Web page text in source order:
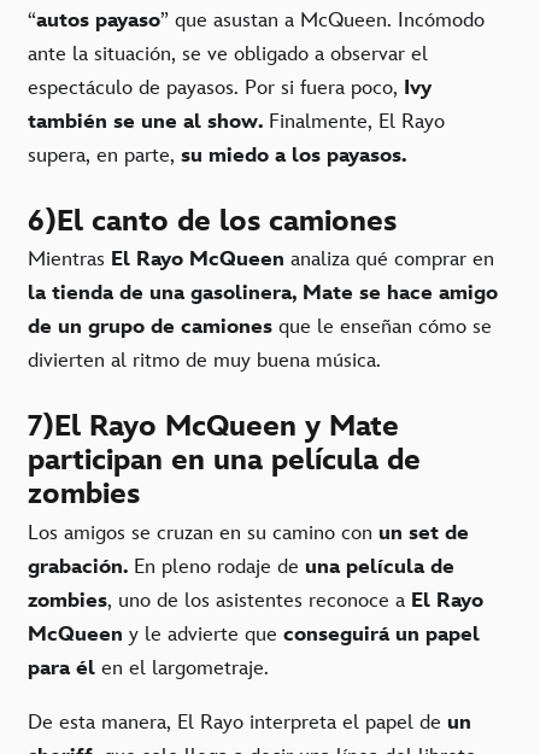
“autos payaso” que asustan a McQueen. Incómodo
ante la situación, se ve obligado a observar el
espectáculo de payasos. Por si fuera poco, Ivy
también se une al show. Finalmente, El Rayo
supera, en parte, su miedo a los payasos.
6)El canto de los camiones
Mientras El Rayo McQueen analiza qué comprar en
la tienda de una gasolinera, Mate se hace amigo
de un grupo de camiones que le enseñan cómo se
divierten al ritmo de muy buena música.
7)El Rayo McQueen y Mate
participan en una película de
zombies
Los amigos se cruzan en su camino con un set de
grabación. En pleno rodaje de una película de
zombies, uno de los asistentes reconoce a El Rayo
McQueen y le advierte que conseguirá un papel
para él en el largometraje.
De esta manera, El Rayo interpreta el papel de un